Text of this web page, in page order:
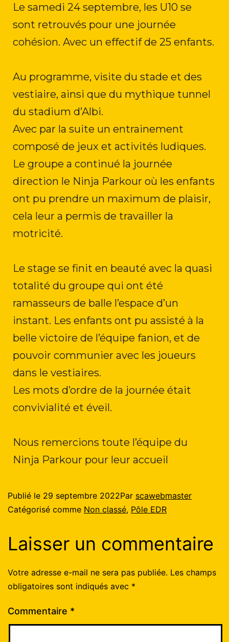
Le samedi 24 septembre, les U10 se
sont retrouvés pour une journée
cohésion. Avec un effectif de 25 enfants.
Au programme, visite du stade et des
vestiaire, ainsi que du mythique tunnel
du stadium d’Albi.
Avec par la suite un entrainement
composé de jeux et activités ludiques.
Le groupe a continué la journée
direction le Ninja Parkour où les enfants
ont pu prendre un maximum de plaisir,
cela leur a permis de travailler la
motricité.
Le stage se finit en beauté avec la quasi
totalité du groupe qui ont été
ramasseurs de balle l’espace d’un
instant. Les enfants ont pu assisté à la
belle victoire de l’équipe fanion, et de
pouvoir communier avec les joueurs
dans le vestiaires.
Les mots d’ordre de la journée était
convivialité et éveil.
Nous remercions toute l’équipe du
Ninja Parkour pour leur accueil
Publié le 29 septembre 2022Par scawebmaster
Catégorisé comme Non classé, Pôle EDR
Laisser un commentaire
Votre adresse e-mail ne sera pas publiée. Les champs
obligatoires sont indiqués avec *
Commentaire *